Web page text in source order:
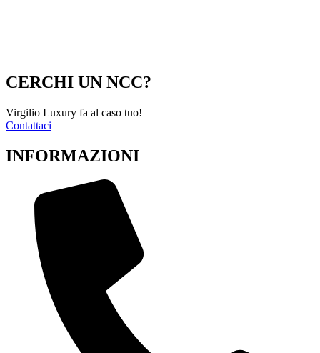
CERCHI UN NCC?
Virgilio Luxury fa al caso tuo!
Contattaci
INFORMAZIONI